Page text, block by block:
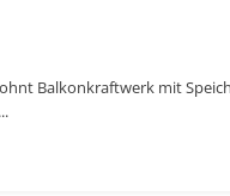
Balkonkraftwerk mit